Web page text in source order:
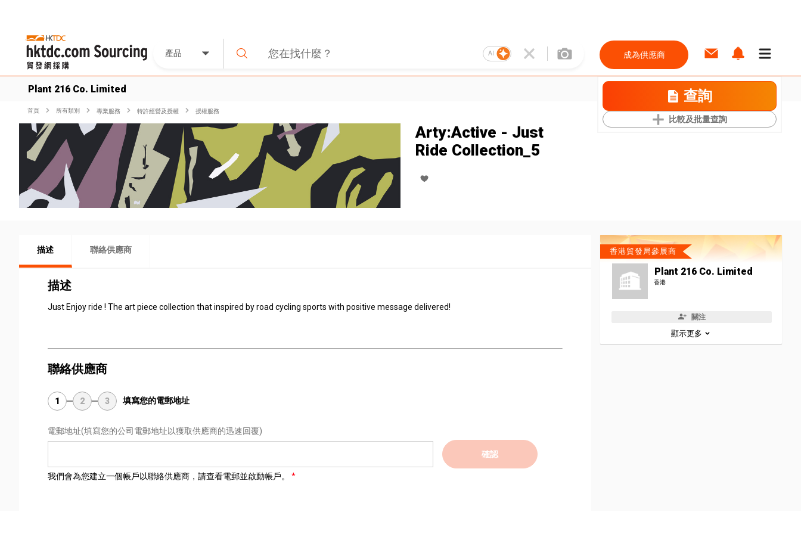
產品 AI 成為供應商
Plant 216 Co. Limited 查詢
比較及批量查詢
首頁 所有類別 專業服務 特許經營及授權 授權服務
Arty:Active - Just
Ride Collection_5
描述 聯絡供應商
描述
Just Enjoy ride ! The art piece collection that inspired by road cycling sports with positive message delivered!
聯絡供應商
1 2 3 填寫您的電郵地址
電郵地址(填寫您的公司電郵地址以獲取供應商的迅速回覆)
確認
我們會為您建立一個帳戶以聯絡供應商，請查看電郵並啟動帳戶。
香港貿發局參展商
Plant 216 Co. Limited
香港
關注
顯示更多